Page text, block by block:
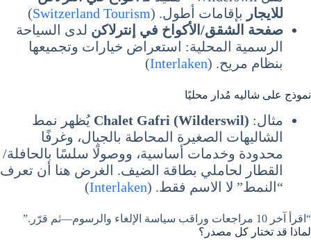
للايجار بإقامات أطول. (Switzerland Tourism
)
صفحة الشقق/الأكواخ في إنترلاكن لدى السياحة
الرسمية المحلية: استعراض خيارات وتجميعها
بنظام مريح. (Interlaken
)
نموذج على شاليه مُدار محليًا
مثال: Chalet Gafri (Wilderswil) يُظهر نمط
الشاليهات الصغيرة المحاطة بالجبال، وغرفًا
محدودة وخدمات أساسية، ووصولًا سلسًا بالحافلة/
القطار لحاملي بطاقة الضيف. الغرض هنا أن تعرف
“النمط” لا الاسم فقط. (Interlaken
)
“اقرأ آخر 10 مراجعات وراقب سياسة الإلغاء والرسوم—ثم قرّر.”
لماذا قد تختار كل مصدر؟